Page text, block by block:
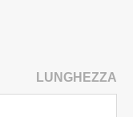
LUNGHEZZA